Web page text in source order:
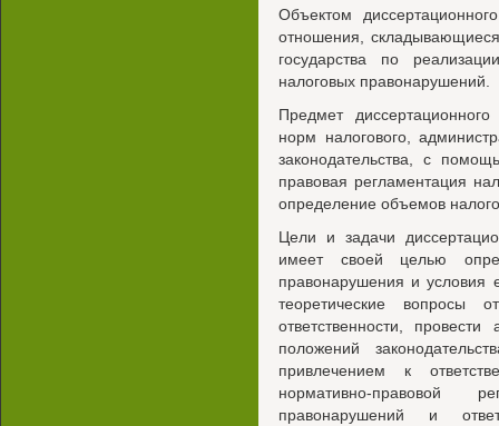
Объектом
отношения,
государства по
налоговых правонарушений.
Предмет
норм налогового,
законодательства, с
правовая регламентация
определение объемов
Цели и задачи
имеет своей целью
правонарушения и условия
теоретические вопросы
ответственности,
положений
привлечением к
нормативно-правовой
правонарушений и